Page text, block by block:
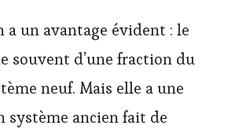
a un avantage évident : le
souvent d’une fraction du
neuf. Mais elle a une
système ancien fait de